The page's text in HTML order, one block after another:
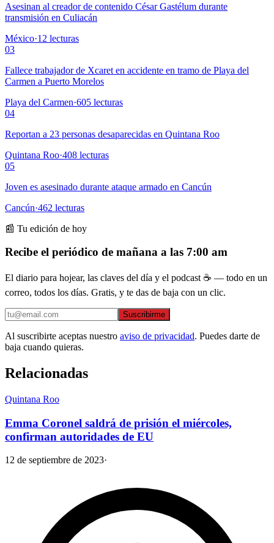
Asesinan al creador de contenido César Gastélum durante
transmisión en Culiacán
México·12 lecturas
03
Fallece trabajador de Xcaret en accidente en tramo de Playa del
Carmen a Puerto Morelos
Playa del Carmen·605 lecturas
04
Reportan a 23 personas desaparecidas en Quintana Roo
Quintana Roo·408 lecturas
05
Joven es asesinado durante ataque armado en Cancún
Cancún·462 lecturas
📰 Tu edición de hoy
Recibe el periódico de mañana a las 7:00 am
El diario para hojear, las claves del día y el podcast ☕ — todo en un
correo, todos los días. Gratis, y te das de baja con un clic.
Suscribirme
Al suscribirte aceptas nuestro aviso de privacidad. Puedes darte de
baja cuando quieras.
Relacionadas
Quintana Roo
Emma Coronel saldrá de prisión el miércoles,
confirman autoridades de EU
12 de septiembre de 2023·